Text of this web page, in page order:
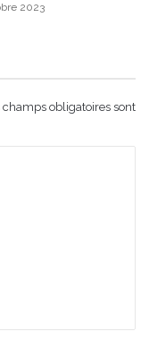
2023
champs obligatoires sont